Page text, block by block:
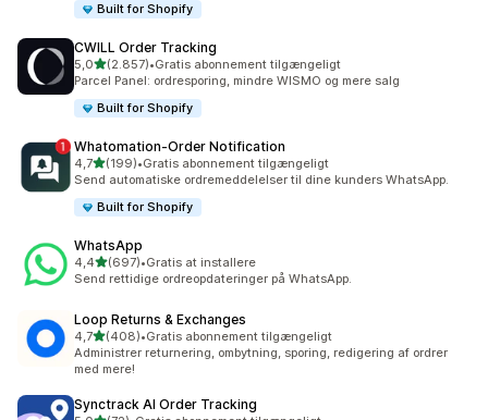
Built for Shopify
CWILL Order Tracking
5,0ud af 5 stjerner
(2.857)
2857 anmeldelser i alt
•Gratis abonnement tilgængeligt
Parcel Panel: ordresporing, mindre WISMO og mere salg
Built for Shopify
Whatomation‑Order Notification
4,7ud af 5 stjerner
(199)
199 anmeldelser i alt
•Gratis abonnement tilgængeligt
Send automatiske ordremeddelelser til dine kunders WhatsApp.
Built for Shopify
WhatsApp
4,4ud af 5 stjerner
(697)
697 anmeldelser i alt
•Gratis at installere
Send rettidige ordreopdateringer på WhatsApp.
Loop Returns & Exchanges
4,7ud af 5 stjerner
(408)
408 anmeldelser i alt
•Gratis abonnement tilgængeligt
Administrer returnering, ombytning, sporing, redigering af ordrer
med mere!
Synctrack AI Order Tracking